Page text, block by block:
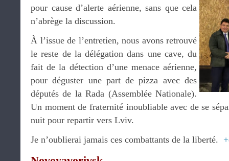
pour cause d’alerte aérienne, sans que cela
n’abrège la discussion.
À l’issue de l’entretien, nous avons retrouvé
le reste de la délégation dans une cave, du
fait de la détection d’une menace aérienne,
pour déguster une part de pizza avec des
députés de la Rada (Assemblée Nationale).
Un moment de fraternité inoubliable avec de se
nuit pour repartir vers Lviv.
Je n’oublierai jamais ces combattants de la liberté.